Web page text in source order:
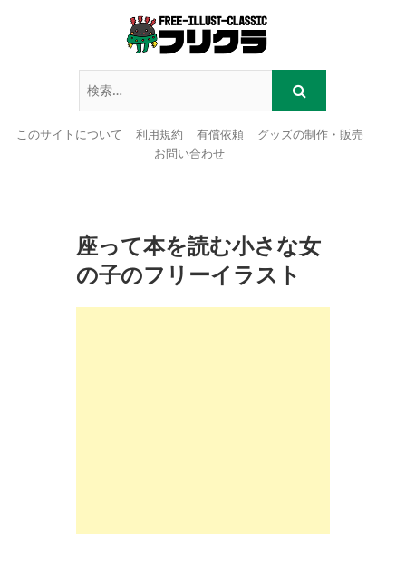
このサイトについて 利用規約 有償依頼
グッズの制作・販売
お問い合わせ
座って本を読む小さな女
の子のフリーイラスト